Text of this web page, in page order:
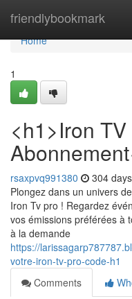
friendlybookmark
Home
Home
1
<h1>Iron
rsaxpvq991380 304
Plongez dans un univers
Iron Tv pro ! Regardez
vos émissions préférées à
à la demande
https://
votre-iron-tv-pro-code-h1
Comments